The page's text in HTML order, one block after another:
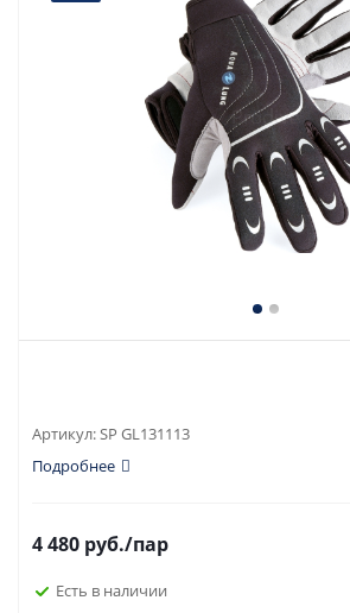
Артикул:SP GL131113
Подробнее
4 480 руб./пар
Есть в наличии